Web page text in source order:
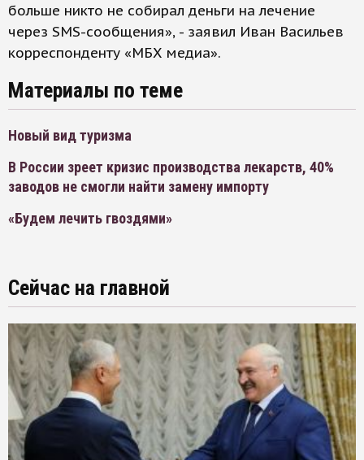
больше никто не собирал деньги на лечение
через SMS-сообщения», - заявил Иван Васильев
корреспонденту «МБХ медиа».
Материалы по теме
Новый вид туризма
В России зреет кризис производства лекарств, 40%
заводов не смогли найти замену импорту
«Будем лечить гвоздями»
Сейчас на главной